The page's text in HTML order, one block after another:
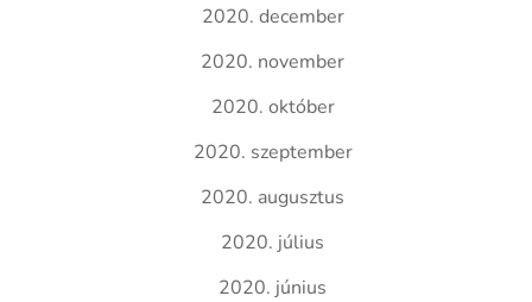
2020. december
2020. november
2020. október
2020. szeptember
2020. augusztus
2020. július
2020. június